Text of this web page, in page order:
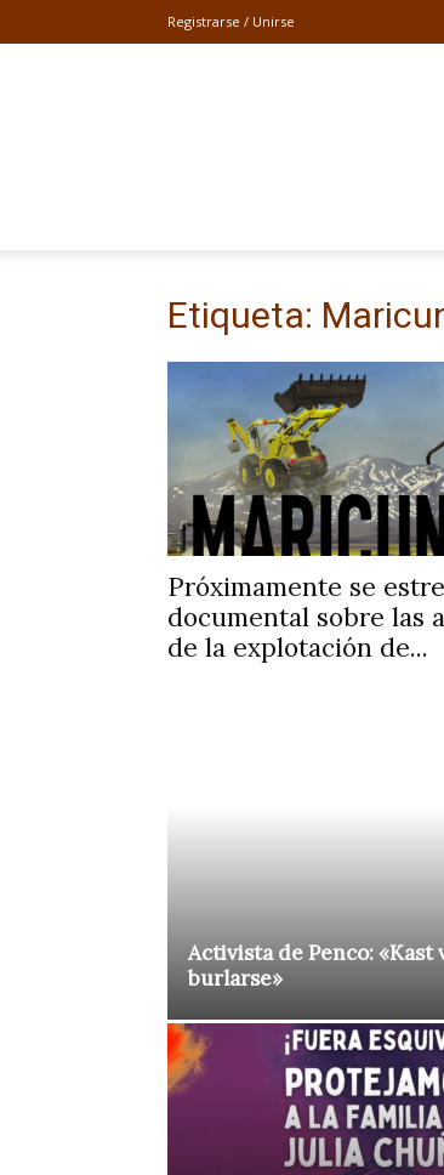
Registrarse / Unirse
Etiqueta:
Próximamente se
documental sobre las
de la explotación de...
Activista de Penco: «Kast
burlarse»